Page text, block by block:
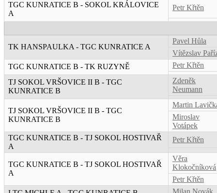
TGC KUNRATICE B - SOKOL KRÁLOVICE
A
Petr Křtěn
TK HANSPAULKA - TGC KUNRATICE A
Pavel Hůla
Vítězslav
TGC KUNRATICE B - TK RUZYNĚ
Petr Křtěn
TJ SOKOL VRŠOVICE II B - TGC
KUNRATICE B
Zdeněk
Neumann
TJ SOKOL VRŠOVICE II B - TGC
KUNRATICE B
Martin
Miroslav
Votápek
TGC KUNRATICE B - TJ SOKOL HOSTIVAŘ
A
Petr Křtěn
TGC KUNRATICE B - TJ SOKOL HOSTIVAŘ
A
Věra
Klokočníková
Petr Křtěn